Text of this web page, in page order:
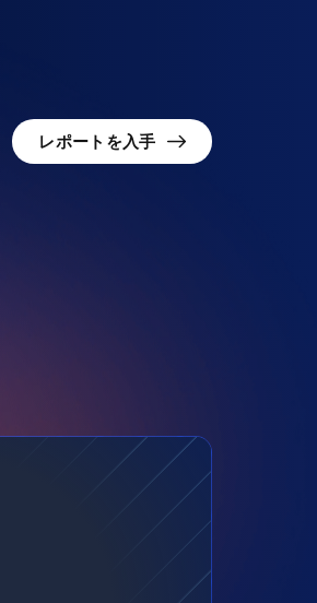
レポートを入手